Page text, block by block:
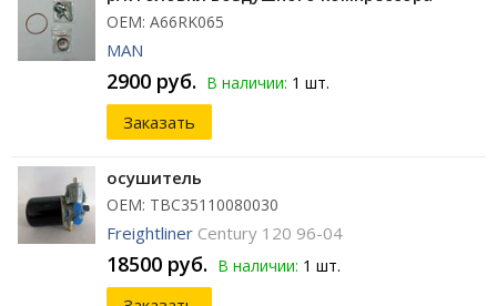
ОЕМ: A66RK065
MAN
2900 руб. В наличии: 1 шт.
Заказать
осушитель
ОЕМ: TBC35110080030
Freightliner Century 120 96-04
18500 руб. В наличии: 1 шт.